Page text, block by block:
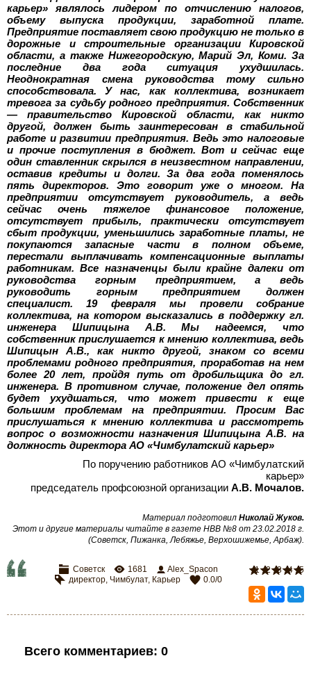
карьер» являлось лидером по отчислению налогов,
объему выпуска продукции, заработной плате.
Предприятие поставляет свою продукцию не только в
дорожные и строительные организации Кировской
области, а также Нижегородскую, Марий Эл, Коми. За
последние два года ситуация ухудшилась.
Неоднократная смена руководства тому сильно
способствовала. У нас, как коллектива, возникает
тревога за судьбу родного предприятия. Собственник
— правительство Кировской области, как никто
другой, должен быть заинтересован в стабильной
работе и развитии предприятия. Ведь это налоговые
и прочие поступления в бюджет. Вот и сейчас еще
один ставленник скрылся в неизвестном направлении,
оставив кредиты и долги. За два года поменялось
пять директоров. Это говорит уже о многом. На
предприятии отсутствует руководитель, а ведь
сейчас очень тяжелое финансовое положение,
отсутствует прибыль, практически отсутствует
сбыт продукции, уменьшились заработные платы, не
покупаются запасные части в полном объеме,
перестали выплачивать компенсационные выплаты
работникам. Все назначенцы были крайне далеки от
руководства горным предприятием, а ведь
руководить горным предприятием должен
специалист. 19 февраля мы провели собрание
коллектива, на котором высказались в поддержку гл.
инженера Шипицына
А.В. Мы надеемся, что
собственник прислушается к мнению коллектива, ведь
Шипицын
А.В., как никто другой, знаком со всеми
проблемами родного предприятия, проработав на нем
более 20
лет, пройдя путь от дробильщика до гл.
инженера. В противном случае, положение дел опять
будет ухудшаться, что может привести к еще
большим проблемам на предприятии. Просим Вас
прислушаться к мнению коллектива и рассмотреть
вопрос о возможности назначения Шипицына А.В. на
должность директора АО «Чимбулатский карьер»
По поручению работников АО «Чимбулатский
карьер»
председатель профсоюзной организации А.В. Мочалов.
Материал подготовил Николай Жуков.
Этот и другие материалы читайте в газете НВВ №8 от 23.02.2018 г.
(Советск, Пижанка, Лебяжье, Верхошижемье, Арбаж).
1 2 3 4 5
Советск 1681
Alex_Spacon
директор, Чимбулат, Карьер 0.0/0
Всего комментариев: 0